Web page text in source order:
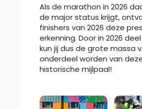
Als de marathon in 2026
de major status krijgt,
finishers van 2026 deze
erkenning. Door in 2026
kun jij dus de grote massa
onderdeel worden van
historische mijlpaal!